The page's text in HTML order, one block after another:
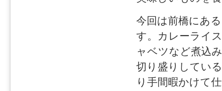
今回は前橋にあ
す。カレーライ
ャベツなど煮込
切り盛りしてい
り手間暇かけて